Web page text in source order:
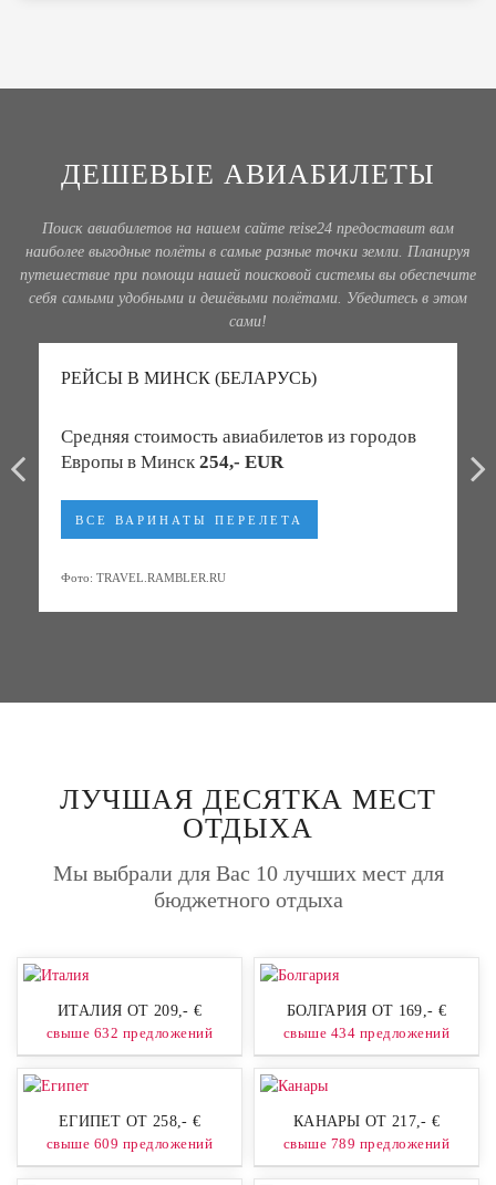
ДЕШЕВЫЕ АВИАБИЛЕТЫ
Поиск авиабилетов на нашем сайте reise24 предоставит вам
наиболее выгодные полёты в самые разные точки земли. Планируя
путешествие при помощи нашей поисковой системы вы обеспечите
себя самыми удобными и дешёвыми полётами. Убедитесь в этом
сами!
РЕЙСЫ В МИНСК (БЕЛАРУСЬ)
Средняя стоимость авиабилетов из городов
Европы в Минск254,- EUR
ВСЕ ВАРИНАТЫ ПЕРЕЛЕТА
Фото: TRAVEL.RAMBLER.RU
ЛУЧШАЯ ДЕСЯТКА МЕСТ
ОТДЫХА
Мы выбрали для Вас 10 лучших мест для
бюджетного отдыха
ИТАЛИЯ ОТ 209,- €
свыше 632 предложений
БОЛГАРИЯ ОТ 169,- €
свыше 434 предложений
ЕГИПЕТ ОТ 258,- €
свыше 609 предложений
КАНАРЫ ОТ 217,- €
свыше 789 предложений